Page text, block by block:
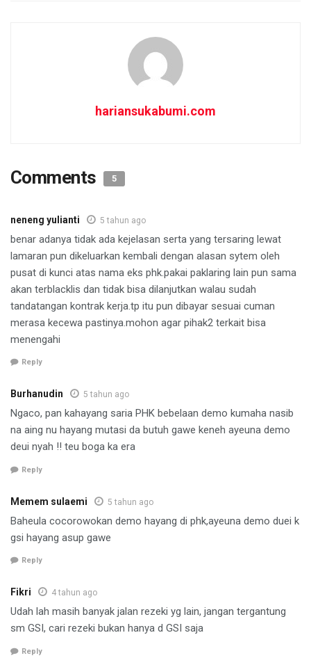
hariansukabumi.com
Comments 5
neneng yulianti 5 tahun ago
benar adanya tidak ada kejelasan serta yang tersaring lewat
lamaran pun dikeluarkan kembali dengan alasan sytem oleh
pusat di kunci atas nama eks phk.pakai paklaring lain pun sama
akan terblacklis dan tidak bisa dilanjutkan walau sudah
tandatangan kontrak kerja.tp itu pun dibayar sesuai cuman
merasa kecewa pastinya.mohon agar pihak2 terkait bisa
menengahi
Reply
Burhanudin 5 tahun ago
Ngaco, pan kahayang saria PHK bebelaan demo kumaha nasib
na aing nu hayang mutasi da butuh gawe keneh ayeuna demo
deui nyah !! teu boga ka era
Reply
Memem sulaemi 5 tahun ago
Baheula cocorowokan demo hayang di phk,ayeuna demo duei k
gsi hayang asup gawe
Reply
Fikri 4 tahun ago
Udah lah masih banyak jalan rezeki yg lain, jangan tergantung
sm GSI, cari rezeki bukan hanya d GSI saja
Reply